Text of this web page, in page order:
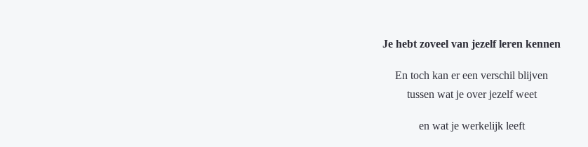
Je hebt zoveel van jezelf leren kennen
En toch kan er een verschil blijven
tussen wat je over jezelf weet
en wat je werkelijk leeft